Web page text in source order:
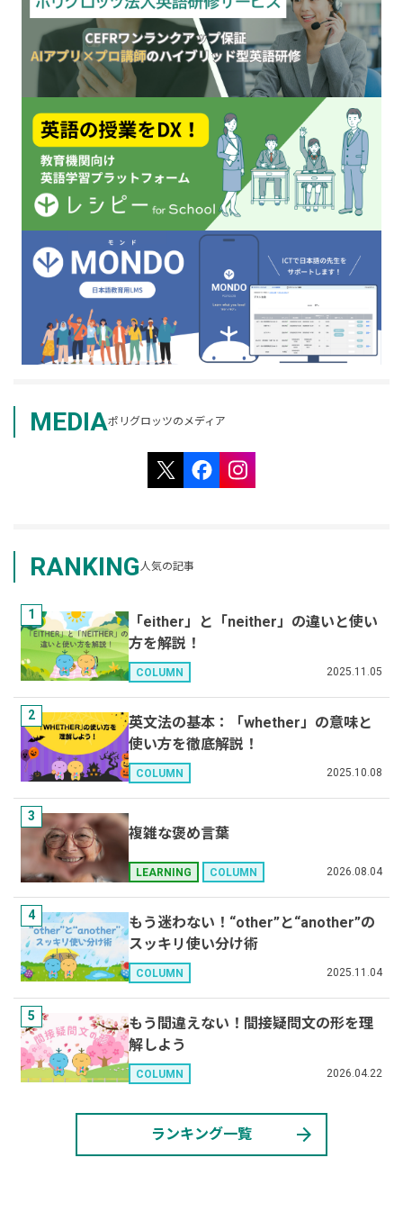
MEDIAポリグロッツのメディア
RANKING人気の記事
1
「either」と「neither」の違いと使い
方を解説！
COLUMN 2025.11.05
2
英文法の基本：「whether」の意味と
使い方を徹底解説！
COLUMN 2025.10.08
3
複雑な褒め言葉
LEARNING COLUMN 2026.08.04
4
もう迷わない！“other”と“another”の
スッキリ使い分け術
COLUMN 2025.11.04
5
もう間違えない！間接疑問文の形を理
解しよう
COLUMN 2026.04.22
ランキング一覧 arrow_forward